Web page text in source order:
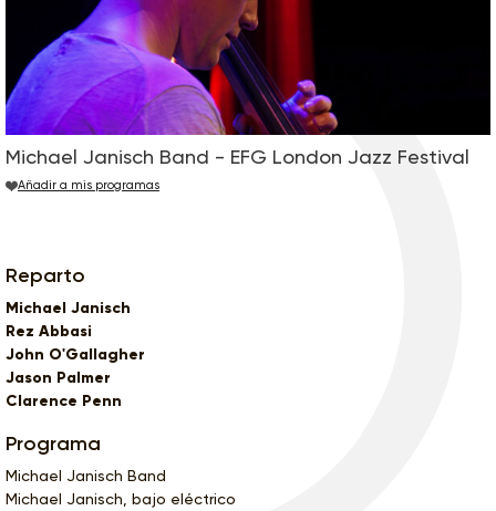
Michael Janisch Band - EFG London Jazz Festival
Añadir a mis programas
Reparto
Michael Janisch
Rez Abbasi
John O'Gallagher
Jason Palmer
Clarence Penn
Programa
Michael Janisch Band
Michael Janisch, bajo eléctrico